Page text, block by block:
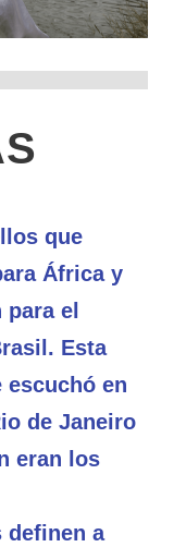
que
África y
el
Esta
escuchó en
de Janeiro
eran los
definen a